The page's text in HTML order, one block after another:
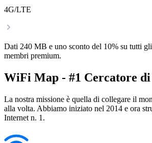
4G/LTE
Dati 240 MB e uno sconto del 10% su tutti
membri premium.
WiFi Map - #1 Cercatore
La nostra missione è quella di collegare il
alla volta. Abbiamo iniziato nel 2014 e ora
Internet n. 1.